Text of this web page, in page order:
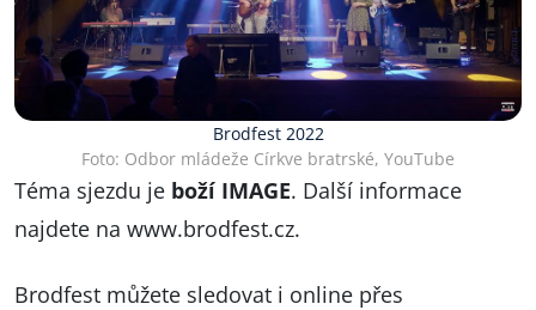
Brodfest 2022
Foto: Odbor mládeže Církve bratrské, YouTube
Téma sjezdu je boží IMAGE. Další informace
najdete na www.brodfest.cz.
Brodfest můžete sledovat i online přes